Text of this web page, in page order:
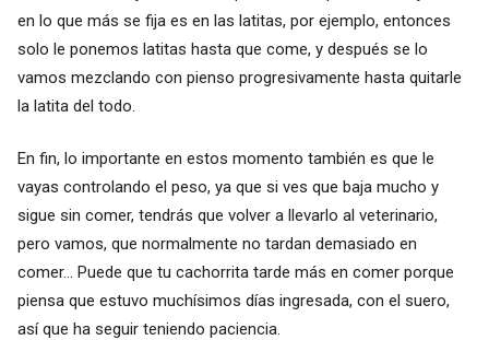
en lo que más se fija es en las latitas, por ejemplo, entonces
solo le ponemos latitas hasta que come, y después se lo
vamos mezclando con pienso progresivamente hasta quitarle
la latita del todo.
En fin, lo importante en estos momento también es que le
vayas controlando el peso, ya que si ves que baja mucho y
sigue sin comer, tendrás que volver a llevarlo al veterinario,
pero vamos, que normalmente no tardan demasiado en
comer... Puede que tu cachorrita tarde más en comer porque
piensa que estuvo muchísimos días ingresada, con el suero,
así que ha seguir teniendo paciencia.